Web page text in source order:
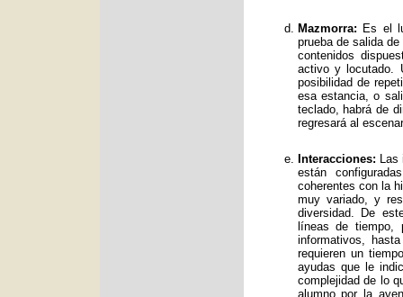
Mazmorra: Es el
prueba de salida
contenidos
activo y locutado.
posibilidad de
esa estancia, o
teclado, habrá de
regresará al
Interacciones: Las
están
coherentes con la
muy variado, y
diversidad. De
líneas de tiempo,
informativos,
requieren un
ayudas que le
complejidad de lo
alumno por la